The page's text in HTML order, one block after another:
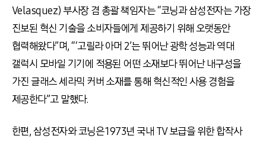
Velasquez) 부사장 겸 총괄 책임자는 “코닝과 삼성전자는 가장
진보된 혁신 기술을 소비자들에게 제공하기 위해 오랫동안
협력해왔다”며, “‘고릴라 아머 2’는 뛰어난 광학 성능과 역대
갤럭시 모바일 기기에 적용된 어떤 소재보다 뛰어난 내구성을
가진 글래스 세라믹 커버 소재를 통해 혁신적인 사용 경험을
제공한다”고 말했다.
한편, 삼성전자와 코닝은 1973년 국내 TV 보급을 위한 합작사